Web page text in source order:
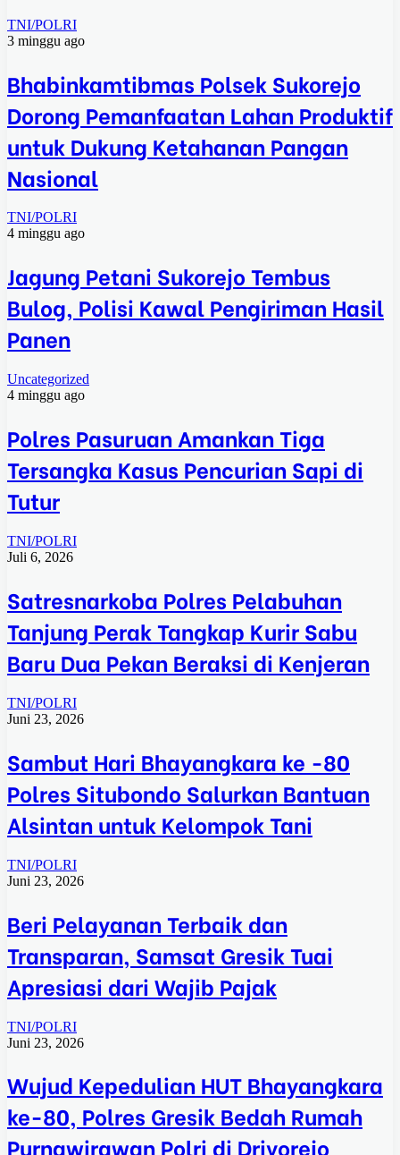
TNI/POLRI
3 minggu ago
Bhabinkamtibmas Polsek Sukorejo
Dorong Pemanfaatan Lahan Produktif
untuk Dukung Ketahanan Pangan
Nasional
TNI/POLRI
4 minggu ago
Jagung Petani Sukorejo Tembus
Bulog, Polisi Kawal Pengiriman Hasil
Panen
Uncategorized
4 minggu ago
Polres Pasuruan Amankan Tiga
Tersangka Kasus Pencurian Sapi di
Tutur
TNI/POLRI
Juli 6, 2026
Satresnarkoba Polres Pelabuhan
Tanjung Perak Tangkap Kurir Sabu
Baru Dua Pekan Beraksi di Kenjeran
TNI/POLRI
Juni 23, 2026
Sambut Hari Bhayangkara ke -80
Polres Situbondo Salurkan Bantuan
Alsintan untuk Kelompok Tani
TNI/POLRI
Juni 23, 2026
Beri Pelayanan Terbaik dan
Transparan, Samsat Gresik Tuai
Apresiasi dari Wajib Pajak
TNI/POLRI
Juni 23, 2026
Wujud Kepedulian HUT Bhayangkara
ke-80, Polres Gresik Bedah Rumah
Purnawirawan Polri di Driyorejo